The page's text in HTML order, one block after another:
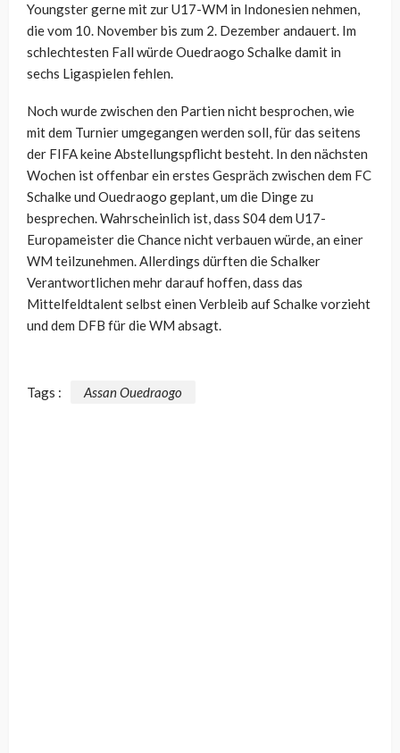
Youngster gerne mit zurU17-WM in Indonesien nehmen,
die vom 10. November bis zum 2. Dezember andauert. Im
schlechtesten Fall würdeOuedraogo Schalke damit in
sechs Ligaspielen fehlen.
Noch wurde zwischen den Partien nicht besprochen, wie
mit dem Turnier umgegangen werden soll, für das seitens
der FIFA keine Abstellungspflicht besteht. In den nächsten
Wochen ist offenbar ein erstes Gespräch zwischen dem FC
Schalke und Ouedraogo geplant, um die Dinge zu
besprechen. Wahrscheinlich ist, dass S04 dem U17-
Europameister die Chance nicht verbauen würde, an einer
WM teilzunehmen. Allerdings dürften die Schalker
Verantwortlichen mehr darauf hoffen, dass das
Mittelfeldtalent selbst einen Verbleib auf Schalke vorzieht
und dem DFB für die WM absagt.
Tags : Assan Ouedraogo